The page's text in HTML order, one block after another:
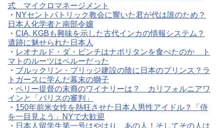
式 マイクロマネージメント
・ NYセントパトリック教会に響いた君が代は誰のため？
日本人化学者と南部令嬢
・ CIA, KGBも興味を示した古代インカの情報システム？
遺跡に魅せられた日本人
・ レオナルド・ダ・ビンチはナポリタンを食べたのか ト
マトのルーツはペルーだった
・ ブルックリン・ブリッジ建設の陰に日本のプリンス？ラ
トガースに学んだ幕末の獅子
・ ペリー提督の末裔のワイナリーは？ カリフォルニアワ
インと「パリスの審判」
・ 150年前米女性を熱狂させた日本人男性アイドル？「侍
を一目見よう」NYで大歓迎
・ 日本人留学生第一号はやはり、あの人！そしてその人は